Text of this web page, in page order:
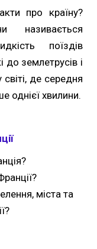
про країну?
називається
поїздів
до землетрусів і
де середня
однієї хвилини.
міста та